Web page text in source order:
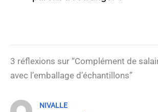
3 réflexions sur “Complément de
avec l’emballage d’échantillons”
NIVALLE